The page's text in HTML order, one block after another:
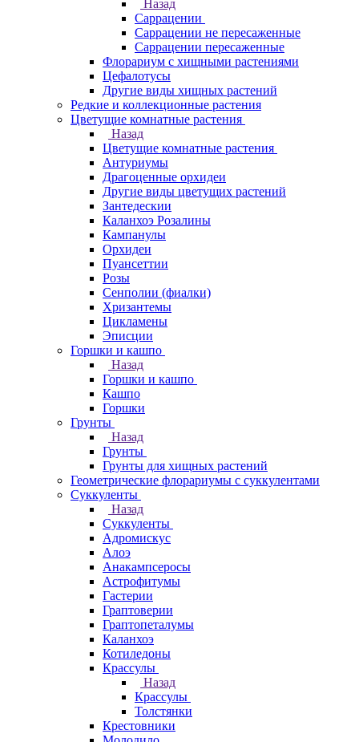
Назад
Саррацении
Саррацении не пересаженные
Саррацении пересаженные
Флорариум с хищными растениями
Цефалотусы
Другие виды хищных растений
Редкие и коллекционные растения
Цветущие комнатные растения
Назад
Цветущие комнатные растения
Антуриумы
Драгоценные орхидеи
Другие виды цветущих растений
Зантедескии
Каланхоэ Розалины
Кампанулы
Орхидеи
Пуансеттии
Розы
Сенполии (фиалки)
Хризантемы
Цикламены
Эписции
Горшки и кашпо
Назад
Горшки и кашпо
Кашпо
Горшки
Грунты
Назад
Грунты
Грунты для хищных растений
Геометрические флорариумы с суккулентами
Суккуленты
Назад
Суккуленты
Адромискус
Алоэ
Анакампсеросы
Астрофитумы
Гастерии
Граптоверии
Граптопеталумы
Каланхоэ
Котиледоны
Крассулы
Назад
Крассулы
Толстянки
Крестовники